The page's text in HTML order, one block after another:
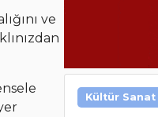
ve
Kültür Sanat